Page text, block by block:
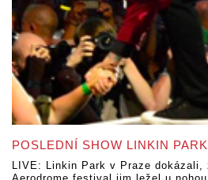
POSLEDNÍ SHOW LINKIN PARK
LIVE: Linkin Park v Praze